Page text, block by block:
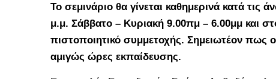
Το σεμινάριο θα γίνεται καθημερινά κατά
μ.μ. Σάββατο – Κυριακή 9.00πμ – 6.00μμ και
πιστοποιητικό συμμετοχής. Σημειωτέον πως
αμιγώς ώρες εκπαίδευσης.